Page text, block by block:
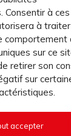
Consentir à ces
à
comportement
sur ce
retirer son
sur
accepter
?